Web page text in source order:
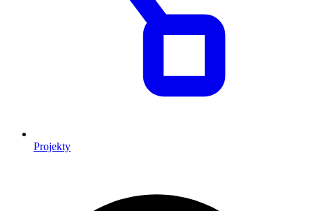
Projekty